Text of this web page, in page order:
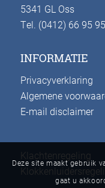
5341 GL Oss
Tel. (0412) 66 95 95
INFORMATIE
Privacyverklaring
Algemene
E-mail disclaimer
Klachtenregeling
Deze site maakt gebruik
gaat u